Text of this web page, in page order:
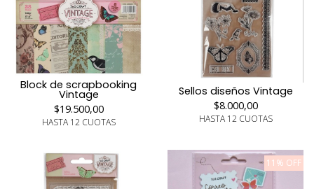
Block de scrapbooking
Vintage
$19.500,00
HASTA 12 CUOTAS
Sellos diseños Vintage
$8.000,00
HASTA 12 CUOTAS
11% OFF